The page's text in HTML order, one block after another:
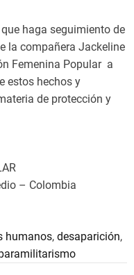
haga seguimiento de
la compañera Jackeline
Femenina Popular a
estos hechos y
de protección y
– Colombia
humanos, desaparición,